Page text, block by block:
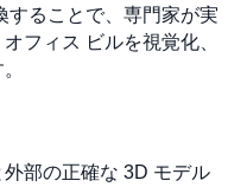
することで、専門家が実
フィス ビルを視覚化、
部の正確な 3D モデル